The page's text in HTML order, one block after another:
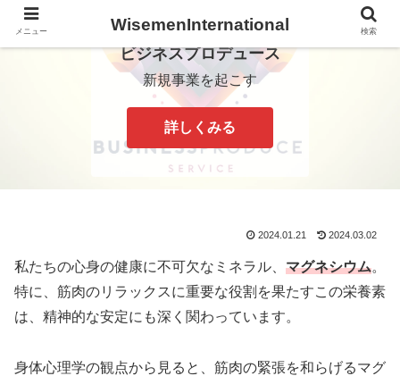
ビジネスプロデュース
新規事業を起こす
詳しくみる
2024.01.21 2024.03.02
私たちの心身の健康に不可欠なミネラル、 マグネシウム。
特に、筋肉のリラックスに重要な役割を果たすこの栄養素
は、精神的な安定にも深く関わっています。
身体心理学の観点から見ると、筋肉の緊張を和らげるマグ
メニュー WisemenInternational 検索